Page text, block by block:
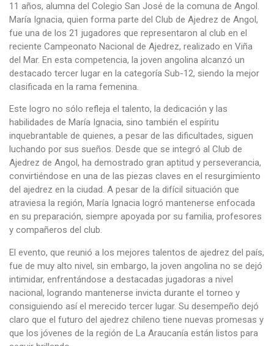
11 años, alumna del Colegio San José de la comuna de Angol.
María Ignacia, quien forma parte del Club de Ajedrez de Angol,
fue una de los 21 jugadores que representaron al club en el
reciente Campeonato Nacional de Ajedrez, realizado en Viña
del Mar. En esta competencia, la joven angolina alcanzó un
destacado tercer lugar en la categoría Sub-12, siendo la mejor
clasificada en la rama femenina.
Este logro no sólo refleja el talento, la dedicación y las
habilidades de María Ignacia, sino también el espíritu
inquebrantable de quienes, a pesar de las dificultades, siguen
luchando por sus sueños. Desde que se integró al Club de
Ajedrez de Angol, ha demostrado gran aptitud y perseverancia,
convirtiéndose en una de las piezas claves en el resurgimiento
del ajedrez en la ciudad. A pesar de la difícil situación que
atraviesa la región, María Ignacia logró mantenerse enfocada
en su preparación, siempre apoyada por su familia, profesores
y compañeros del club.
El evento, que reunió a los mejores talentos de ajedrez del país,
fue de muy alto nivel, sin embargo, la joven angolina no se dejó
intimidar, enfrentándose a destacadas jugadoras a nivel
nacional, logrando mantenerse invicta durante el torneo y
consiguiendo así el merecido tercer lugar. Su desempeño dejó
claro que el futuro del ajedrez chileno tiene nuevas promesas y
que los jóvenes de la región de La Araucanía están listos para